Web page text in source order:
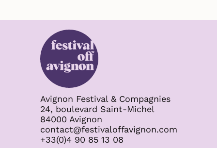
Avignon Festival & Compagnies
24, boulevard Saint-Michel
84000 Avignon
contact@festivaloffavignon.com
+33(0)4 90 85 13 08